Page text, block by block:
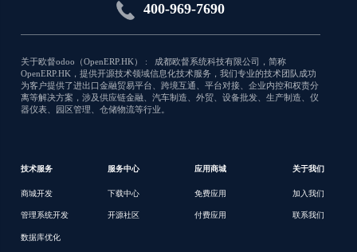
5426 400-969-7690
关于欧督odoo（OpenERP.HK） : 成都欧督系统科技有限公司，简称
OpenERP.HK，提供开源技术领域信息化技术服务，我们专业的技术团队成功
为客户提供了进出口金融贸易平台、跨境互通、平台对接、企业内控和权责分
离等解决方案，涉及供应链金融、汽车制造、外贸、设备批发、生产制造、仪
器仪表、园区管理、仓储物流等行业。
技术服务
商城开发
管理系统开发
数据库优化
服务中心
下载中心
开源社区
应用商城
免费应用
付费应用
关于我们
加入我们
联系我们